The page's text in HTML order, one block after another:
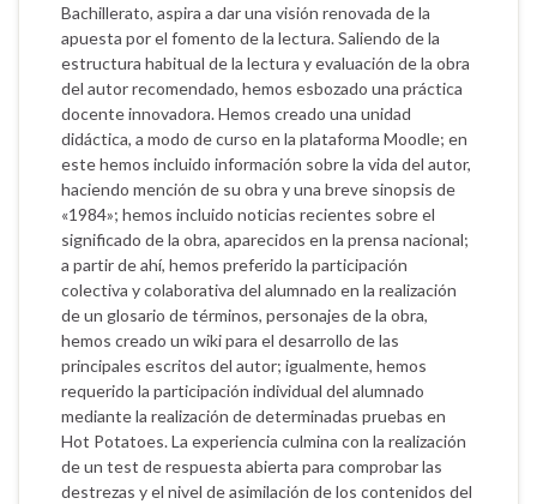
Bachillerato, aspira a dar una visión renovada de la
apuesta por el fomento de la lectura. Saliendo de la
estructura habitual de la lectura y evaluación de la obra
del autor recomendado, hemos esbozado una práctica
docente innovadora. Hemos creado una unidad
didáctica, a modo de curso en la plataforma Moodle; en
este hemos incluido información sobre la vida del autor,
haciendo mención de su obra y una breve sinopsis de
«1984»; hemos incluido noticias recientes sobre el
significado de la obra, aparecidos en la prensa nacional;
a partir de ahí, hemos preferido la participación
colectiva y colaborativa del alumnado en la realización
de un glosario de términos, personajes de la obra,
hemos creado un wiki para el desarrollo de las
principales escritos del autor; igualmente, hemos
requerido la participación individual del alumnado
mediante la realización de determinadas pruebas en
Hot Potatoes. La experiencia culmina con la realización
de un test de respuesta abierta para comprobar las
destrezas y el nivel de asimilación de los contenidos del